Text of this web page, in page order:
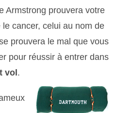
Armstrong prouvera votre
cancer, celui au nom de
prouvera le mal que vous
pour réussir à entrer dans
vol .